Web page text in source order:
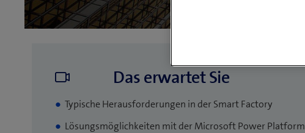
Das erwartet Sie
Typische Herausforderungen in der Smart Factory
Lösungsmöglichkeiten mit der Microsoft Power Platform